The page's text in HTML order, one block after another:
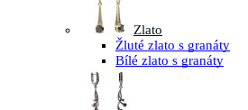
Zlato
Žluté zlato s granáty
Bílé zlato s granáty